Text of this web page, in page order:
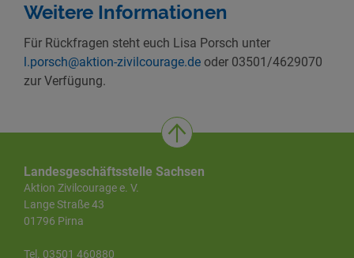
Weitere Informationen
Für Rückfragen steht euch Lisa Porsch unter
l.porsch@aktion-zivilcourage.de oder 03501/4629070
zur Verfügung.
Landesgeschäftsstelle Sachsen
Aktion Zivilcourage e. V.
Lange Straße 43
01796 Pirna
Tel. 03501 460880